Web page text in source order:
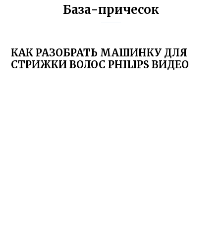
База-причесок
КАК РАЗОБРАТЬ МАШИНКУ ДЛЯ
СТРИЖКИ ВОЛОС PHILIPS ВИДЕО